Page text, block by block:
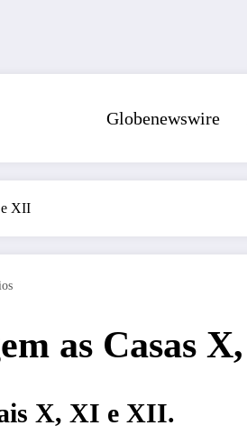
Globenewswire
e XII
as Casas
X, XI e XII.